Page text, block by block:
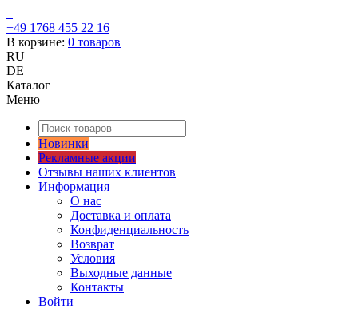
+49 1768 455 22 16
В корзине: 0 товаров
RU
DE
Каталог
Меню
Новинки
Рекламные акции
Отзывы наших клиентов
Информация
О нас
Доставка и оплата
Конфиденциальность
Возврат
Условия
Выходные данные
Контакты
Войти